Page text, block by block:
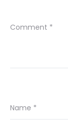
Comment *
Name *